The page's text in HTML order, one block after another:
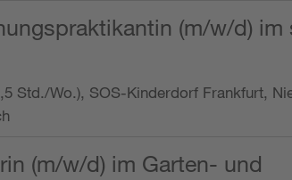
(m/w/d) im
Std./Wo.), SOS-Kinderdorf Frankfurt,
(m/w/d) im Garten- und